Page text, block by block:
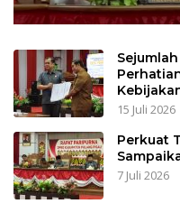
15 Juli 2026
Perkuat
7 Juli 2026